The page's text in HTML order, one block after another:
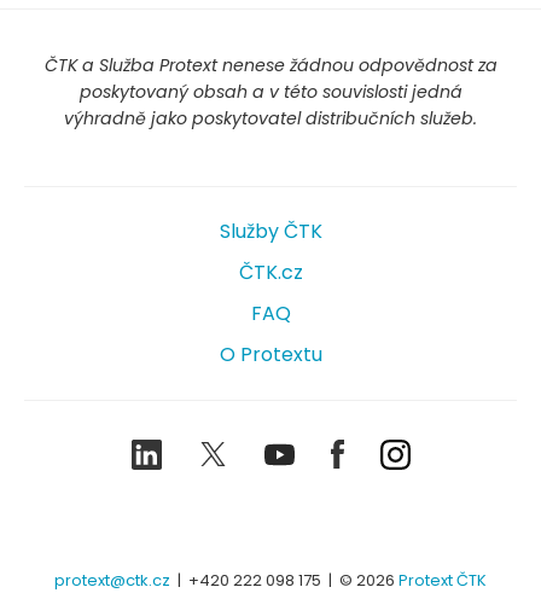
ČTK a Služba Protext nenese žádnou odpovědnost za
poskytovaný obsah a v této souvislosti jedná
výhradně jako poskytovatel distribučních služeb.
Služby ČTK
ČTK.cz
FAQ
O Protextu
LinkedIn TwitterYoutubeFacebookInstagram
protext@ctk.cz | +420 222 098 175 | © 2026 Protext ČTK